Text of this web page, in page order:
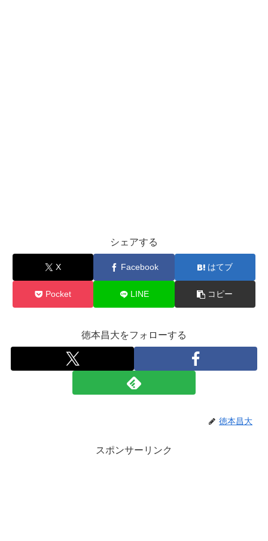
シェアする
X Facebook はてブ
Pocket LINE コピー
徳本昌大をフォローする
徳本昌大
スポンサーリンク